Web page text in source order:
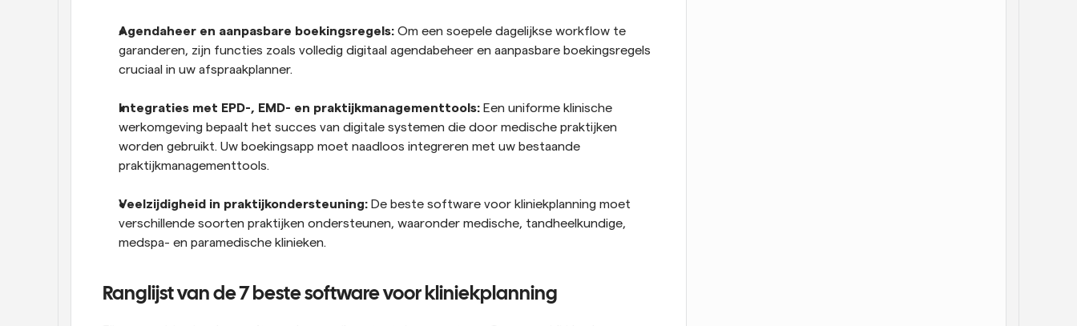
Agendaheer en aanpasbare boekingsregels: Om een soepele dagelijkse workflow te
garanderen, zijn functies zoals volledig digitaal agendabeheer en aanpasbare boekingsregels
cruciaal in uw afspraakplanner.
Integraties met EPD-, EMD- en praktijkmanagementtools: Een uniforme klinische
werkomgeving bepaalt het succes van digitale systemen die door medische praktijken
worden gebruikt. Uw boekingsapp moet naadloos integreren met uw bestaande
praktijkmanagementtools.
Veelzijdigheid in praktijkondersteuning: De beste software voor kliniekplanning moet
verschillende soorten praktijken ondersteunen, waaronder medische, tandheelkundige,
medspa- en paramedische klinieken.
Ranglijst van de 7 beste software voor kliniekplanning